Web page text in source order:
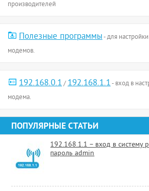
производителей
Полезные программы- для
модемов.
192.168.0.1/192.168.1.1- вход в
модема.
ПОПУЛЯРНЫЕ СТАТЬИ
192.168.1.1 – вход в систему
пароль admin